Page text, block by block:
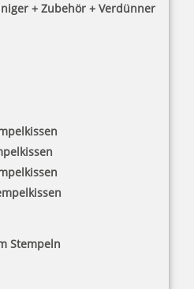
+ Zubehör + Verdünner
Stempeln